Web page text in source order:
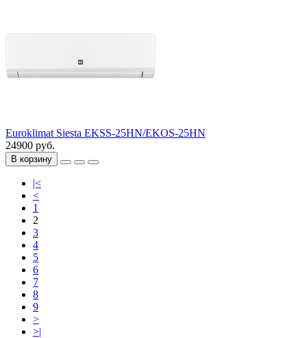
Euroklimat Siesta EKSS-25HN/EKOS-25HN
24900 руб.
В корзину
|<
<
1
2
3
4
5
6
7
8
9
>
>|